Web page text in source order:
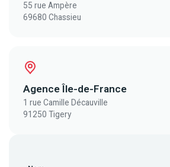
55 rue Ampère
69680 Chassieu
Agence Île-de-France
1 rue Camille Décauville
91250 Tigery